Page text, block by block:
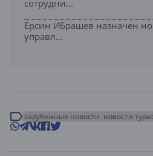
сотрудни...
Ерсин Ибрашев назначен
управл...
зарубежные новости новости